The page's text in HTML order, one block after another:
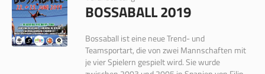
BOSSABALL 2019
Bossaball ist eine neue Trend- und
Teamsportart, die von zwei Mannschaften mit
je vier Spielern gespielt wird. Sie wurde